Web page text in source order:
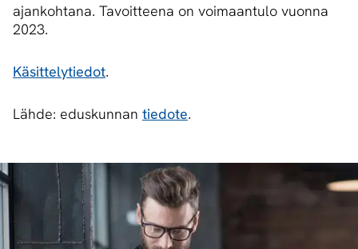
ajankohtana. Tavoitteena on voimaantulo vuonna
2023.
Käsittelytiedot.
Lähde: eduskunnan tiedote.